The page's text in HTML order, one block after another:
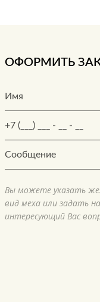
ОФОРМИТЬ
Вы можете указать
вид меха или задать
интересующий Вас